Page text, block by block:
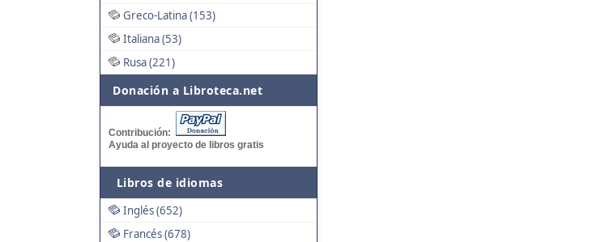
Greco-Latina (153)
Italiana (53)
Rusa (221)
Donación a Libroteca.net
Contribución:
Ayuda al proyecto de libros gratis
Libros de idiomas
Inglés (652)
Francés (678)